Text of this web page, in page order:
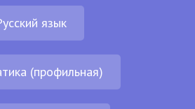
язык
(профильная)